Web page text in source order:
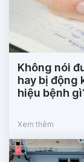
Không nói
hay bị động
hiệu bệnh
Xem thêm